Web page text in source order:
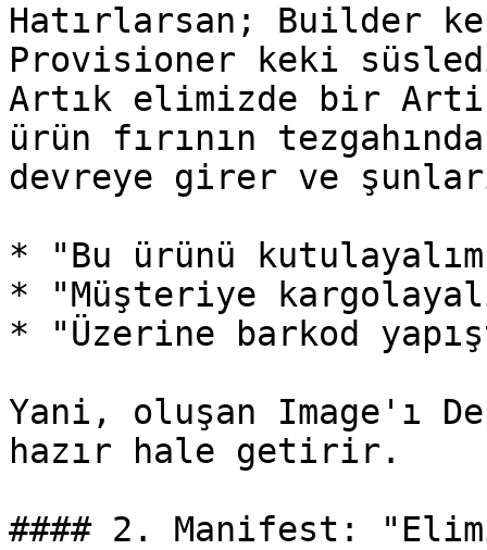
Hatırlarsan; Builder
Provisioner keki
Artık elimizde bir
ürün fırının
devreye girer ve
* "Bu ürünü
* "Müşteriye
* "Üzerine barkod
Yani, oluşan Image'ı
hazır hale getirir.
#### 2. Manifest: